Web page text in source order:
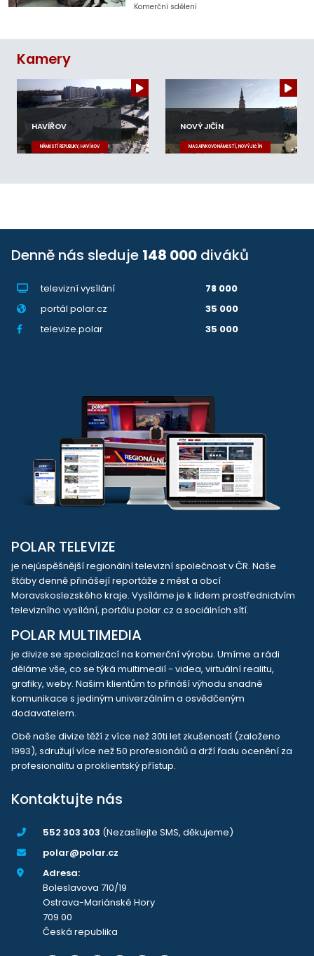
Komerční sdělení
Kamery
HAVÍŘOV
NÁMĚSTÍ REPUBLIKY, HAVÍŘOV
NOVÝ JIČÍN
MASARYKOVO NÁMĚSTÍ, NOVÝ JIČÍN
Denně nás sleduje 148 000 diváků
televizní vysílání
78 000
portál polar.cz
35 000
televize.polar
35 000
POLAR TELEVIZE
je nejúspěšnější regionální televizní společnost v ČR. Naše
štáby denně přinášejí reportáže z měst a obcí
Moravskoslezského kraje. Vysíláme je k lidem prostřednictvím
televizního vysílání, portálu polar.cz a sociálních sítí.
POLAR MULTIMEDIA
je divize se specializací na komerční výrobu. Umíme a rádi
děláme vše, co se týká multimedií - videa, virtuální realitu,
grafiky, weby. Našim klientům to přináší výhodu snadné
komunikace s jediným univerzálním a osvědčeným
dodavatelem.
Obě naše divize těží z více než 30ti let zkušeností (založeno
1993), sdružují více než 50 profesionálů a drží řadu ocenění za
profesionalitu a proklientský přístup.
Kontaktujte nás
552 303 303 (Nezasílejte SMS, děkujeme)
polar@polar.cz
Adresa:
Boleslavova 710/19
Ostrava-Mariánské Hory
709 00
Česká republika